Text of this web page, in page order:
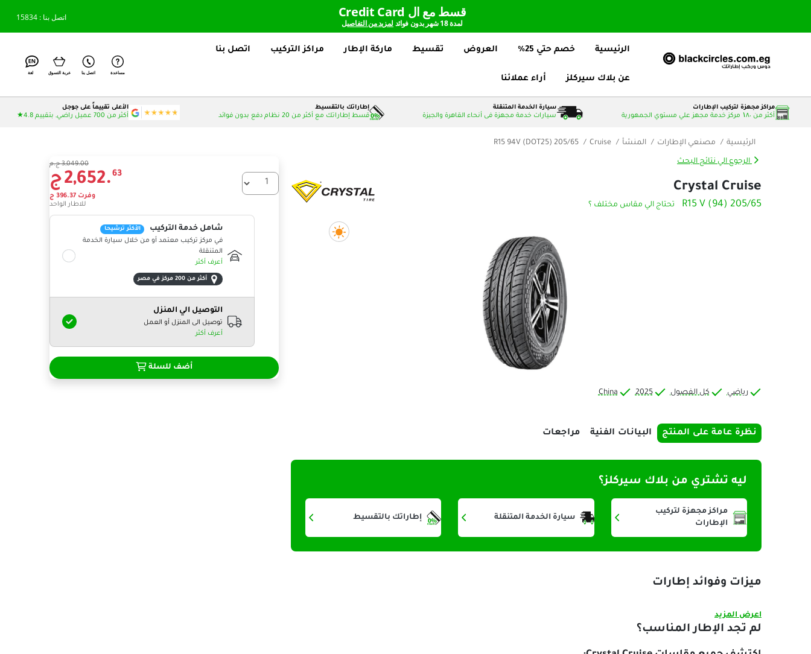
اتصل بنا : 15834 قسط مع ال Credit Card
لمدة 18 شهر بدون فوائد لمزيد من التفاصيل
الرئيسية خصم حتي 25% العروض تقسيط ماركة الإطار مراكز التركيب اتصل بنا
عن بلاك سيركلز أراء عملائنا
مساعدة اتصل بنا عربة التسوق لغة
مراكز مجهزة لتركيب الإطارات
أكثر من ۱٨٠ مركز خدمة مجهز علي مستوي الجمهورية
سيارة الخدمة المتنقلة
سيارات خدمة مجهزة فى أنحاء القاهرة والجيزة
إطاراتك بالتقسيط
قسط إطاراتك مع أكثر من 20 نظام دفع بدون فوائد
الأعلى تقييماً على جوجل
أكثر من 700 عميل راضي, بتقييم 4.8★
الرئيسية مصنعي الإطارات المنشأ Cruise
205/65 R15 94V (DOT25)
الرجوع الي نتائج البحث
Crystal Cruise
205/65 R15 V (94) تحتاج الي مقاس مختلف ؟
رياضي كل الفصول 2025
China
نظرة عامة على المنتج البيانات الفنية مراجعات
ليه تشتري من بلاك سيركلز؟
مراكز مجهزة لتركيب
الإطارات
سيارة الخدمة المتنقلة إطاراتك بالتقسيط
ميزات وفوائد إطارات
اعرض المزيد
لم تجد الإطار المناسب؟
عدد الإطارات التي تريدها؟
3,049.00 ج.م
2,652.63 ج
وفرت 396.37
ج
للاطار الواحد
شامل خدمة التركيب الأكثر ترشيحا
في مركز تركيب معتمد أو من خلال سيارة الخدمة
المتنقلة
أعرف أكثر
أكثر من 200 مركز في مصر
التوصيل الي المنزل
توصيل الى المنزل أو العمل
أعرف أكثر
أضف للسلة